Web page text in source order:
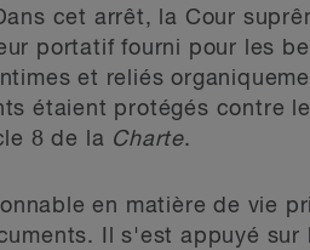
cet arrêt, la Cour
portatif fourni pour les
et reliés
étaient protégés contre
8 de la Charte.
en matière de vie
Il s'est appuyé